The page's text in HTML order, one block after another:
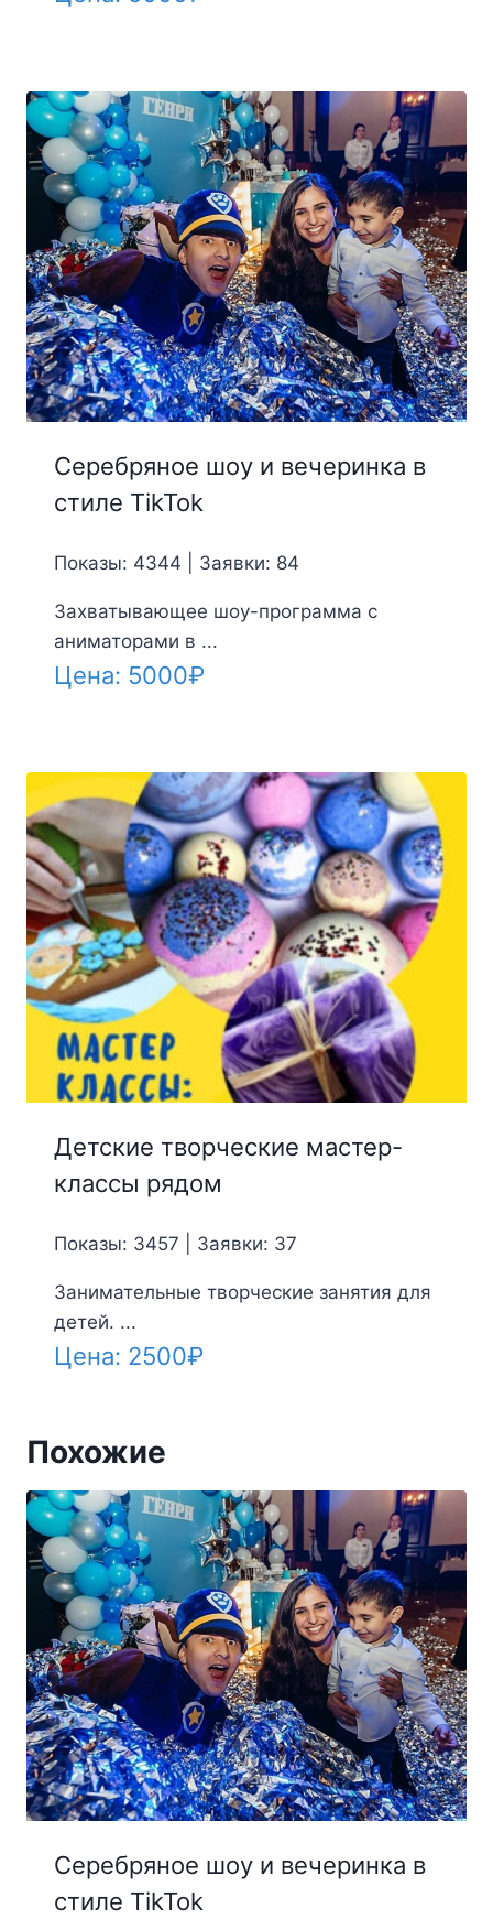
Серебряное шоу и вечеринка в
стиле TikTok
Показы: 4344 | Заявки: 84
Захватывающее шоу-программа с
аниматорами в ...
Цена: 5000₽
Детские творческие мастер-
классы рядом
Показы: 3457 | Заявки: 37
Занимательные творческие занятия для
детей. ...
Цена: 2500₽
Похожие
Серебряное шоу и вечеринка в
стиле TikTok